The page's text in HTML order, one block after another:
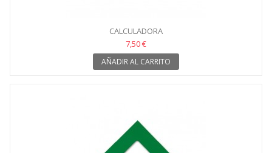
CALCULADORA
7,50 €
AÑADIR AL CARRITO